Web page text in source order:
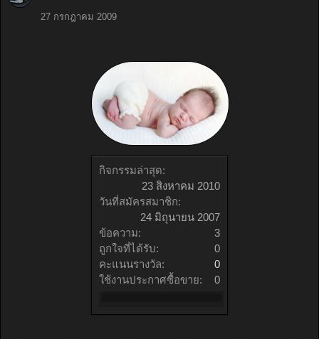
กิจกรรมล่าสุด:
23 สิงหาคม 2010
วันที่สมัครสมาชิก:
24 มิถุนายน 2007
ข้อความ:
3
ถูกใจที่ได้รับ:
0
คะแนนรางวัล:
0
ใช้งานประกาศซื้อขาย:
0
27 กรกฎาคม 2009